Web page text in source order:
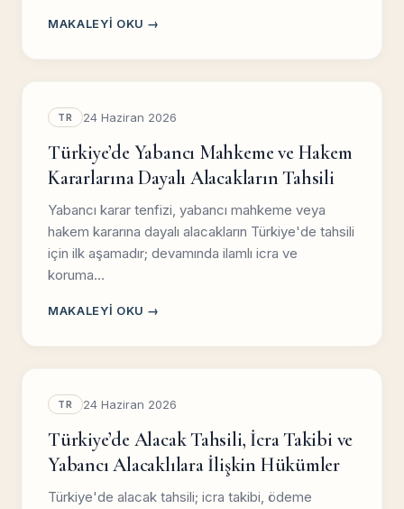
MAKALEYI OKU →
TR 24 Haziran 2026
Türkiye’de Yabancı Mahkeme ve Hakem
Kararlarına Dayalı Alacakların Tahsili
Yabancı karar tenfizi, yabancı mahkeme veya
hakem kararına dayalı alacakların Türkiye'de tahsili
için ilk aşamadır; devamında ilamlı icra ve
koruma…
MAKALEYI OKU →
TR 24 Haziran 2026
Türkiye’de Alacak Tahsili, İcra Takibi ve
Yabancı Alacaklılara İlişkin Hükümler
Türkiye'de alacak tahsili; icra takibi, ödeme